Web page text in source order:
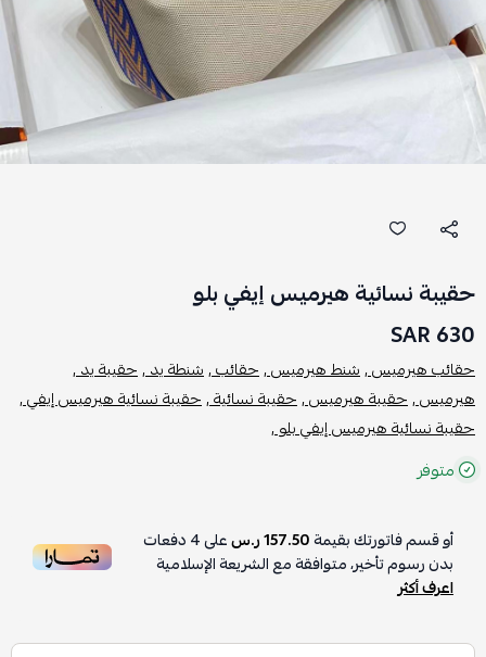
حقيبة نسائية هيرميس إيفي بلو
630 SAR
حقائب هيرميس ,شنط هيرميس ,حقائب ,شنطة يد ,حقيبة يد ,
هيرميس ,حقيبة هيرميس ,حقيبة نسائية ,حقيبة نسائية هيرميس إيفي ,
حقيبة نسائية هيرميس إيفي بلو ,
متوفر
أو قسم فاتورتك بقيمة157.50 ر.س على4دفعات
بدون رسوم تأخير، متوافقة مع الشريعة الإسلامية
اعرف أكثر